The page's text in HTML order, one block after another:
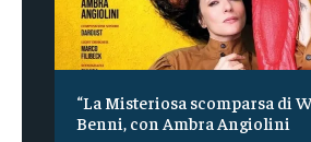
“La Misteriosa scomparsa di
Benni, con Ambra Angiolini